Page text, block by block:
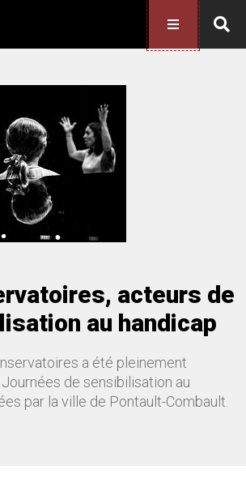
acteurs de
au handicap
a été pleinement
de sensibilisation au
par la ville de Pontault-Combault.